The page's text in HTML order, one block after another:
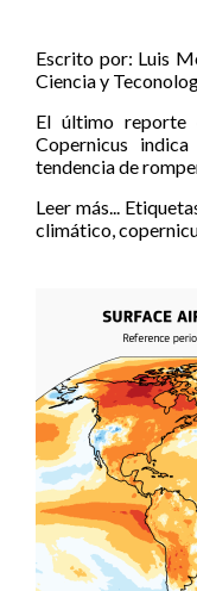
Escrito por: Luis
Ciencia y
El último reporte
Copernicus
tendencia de
Leer más...
climático,